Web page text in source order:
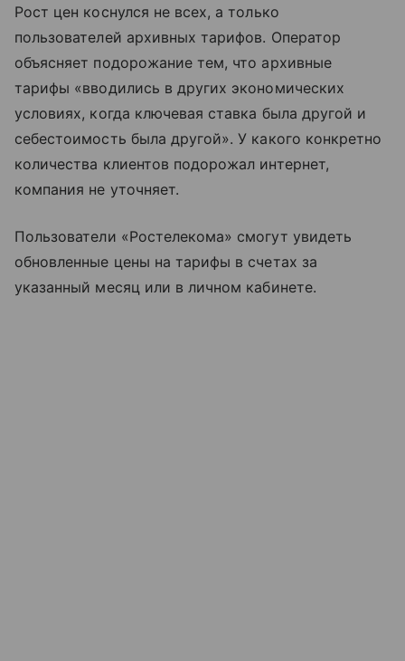
Рост цен коснулся не всех, а только
пользователей архивных тарифов. Оператор
объясняет подорожание тем, что архивные
тарифы «вводились в других экономических
условиях, когда ключевая ставка была другой и
себестоимость была другой». У какого конкретно
количества клиентов подорожал интернет,
компания не уточняет.
Пользователи «Ростелекома» смогут увидеть
обновленные цены на тарифы в счетах за
указанный месяц или в личном кабинете.